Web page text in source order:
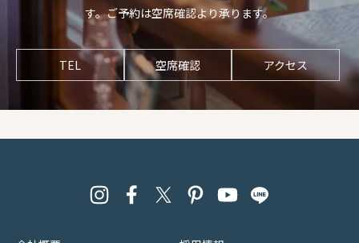
す。ご予約は空席確認より承ります。
TEL 空席確認 アクセス